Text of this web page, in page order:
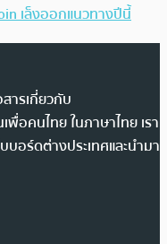
เล็งออกแนวทางปีนี้
ารเกี่ยวกับ
พื่อคนไทย ในภาษาไทย เรา
บอร์ดต่างประเทศและนำมา